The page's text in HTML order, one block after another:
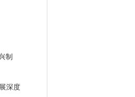
制
深度